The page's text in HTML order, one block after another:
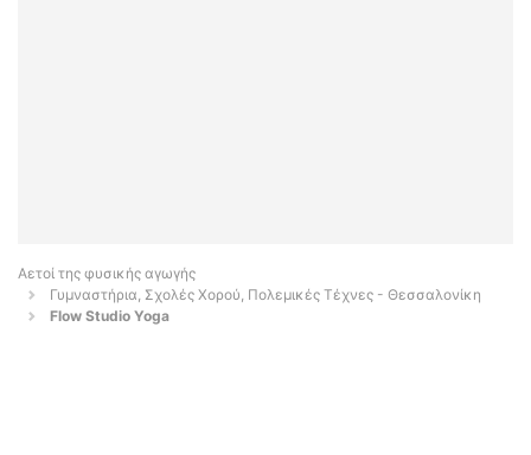
Αετοί της φυσικής αγωγής
Γυμναστήρια, Σχολές Χορού, Πολεμικές Τέχνες - Θεσσαλονίκη
Flow Studio Yoga